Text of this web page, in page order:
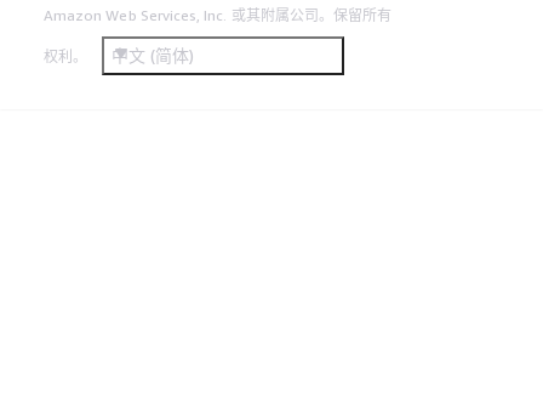
Amazon Web Services, Inc. 或其附属公司。保留所有
权利。 中文 (简体)